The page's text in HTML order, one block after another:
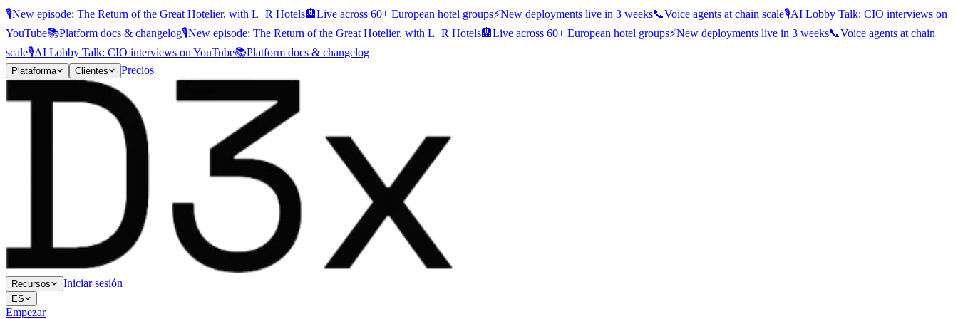
🎙️New episode: The Return of the Great Hotelier, with L+R Hotels🏨Live across 60+ European hotel groups⚡New deployments live in 3 weeks📞Voice agents at chain scale🎙️AI Lobby Talk: CIO interviews on
YouTube📚Platform docs & changelog🎙️New episode: The Return of the Great Hotelier, with L+R Hotels🏨Live across 60+ European hotel groups⚡New deployments live in 3 weeks📞Voice agents at chain
scale🎙️AI Lobby Talk: CIO interviews on YouTube📚Platform docs & changelog
Plataforma Clientes Precios
Recursos Iniciar sesión
ES
Empezar